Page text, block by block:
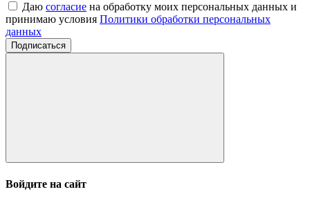
Даю согласие на обработку моих персональных данных и
принимаю условия Политики обработки персональных
данных
Подписаться
Войдите на сайт